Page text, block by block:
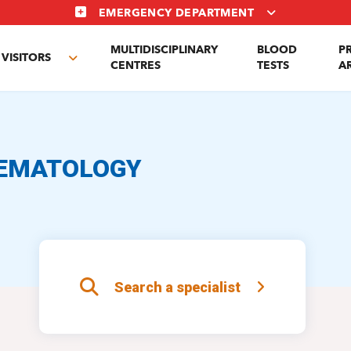
EMERGENCY DEPARTMENT
VISITORS
Toggle
MULTIDISCIPLINARY
CENTRES
BLOOD
TESTS
Search a specialist